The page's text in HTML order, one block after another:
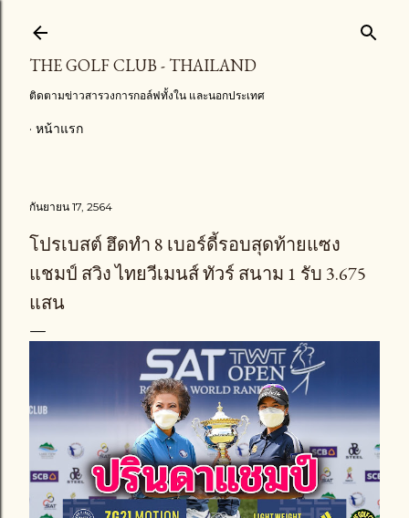
THE GOLF CLUB - THAILAND
ติดตามข่าวสารวงการกอล์ฟทั้งใน และนอกประเทศ
หน้าแรก
กันยายน 17, 2564
โปรเบสต์ ฮึดทำ 8 เบอร์ดี้รอบสุดท้ายแซง
แชมป์ สวิง ไทยวีเมนส์ ทัวร์ สนาม 1 รับ 3.675
แสน